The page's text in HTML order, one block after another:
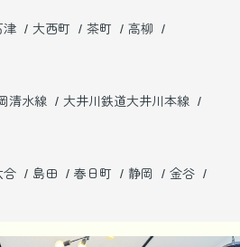
津 大西町 茶町
高柳
清水線
大井川鉄道大井川本線
合 島田 春日町 静岡
金谷